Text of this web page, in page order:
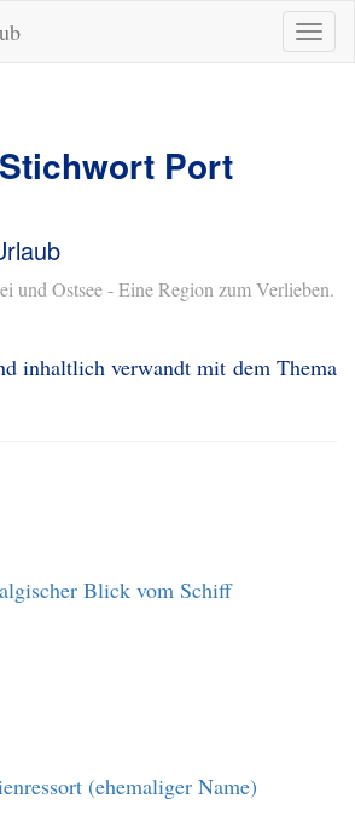
ein-/
Port
und Ostsee - Eine Region zum Verlieben.
inhaltlich verwandt mit dem Thema
Blick vom Schiff
(ehemaliger Name)